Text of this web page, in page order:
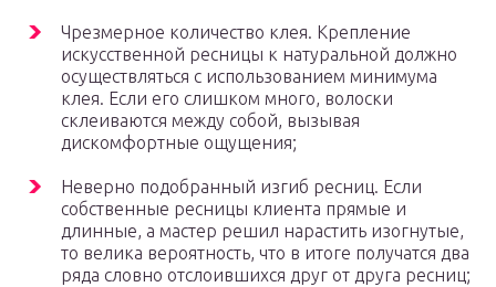
Чрезмерное количество клея. Крепление
искусственной ресницы к натуральной должно
осуществляться с использованием минимума
клея. Если его слишком много, волоски
склеиваются между собой, вызывая
дискомфортные ощущения;
Неверно подобранный изгиб ресниц. Если
собственные ресницы клиента прямые и
длинные, а мастер решил нарастить изогнутые,
то велика вероятность, что в итоге получатся два
ряда словно отслоившихся друг от друга ресниц;